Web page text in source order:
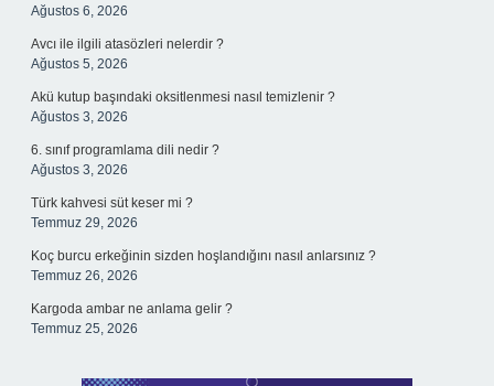
Ağustos 6, 2026
Avcı ile ilgili atasözleri nelerdir ?
Ağustos 5, 2026
Akü kutup başındaki oksitlenmesi nasıl temizlenir ?
Ağustos 3, 2026
6. sınıf programlama dili nedir ?
Ağustos 3, 2026
Türk kahvesi süt keser mi ?
Temmuz 29, 2026
Koç burcu erkeğinin sizden hoşlandığını nasıl anlarsınız ?
Temmuz 26, 2026
Kargoda ambar ne anlama gelir ?
Temmuz 25, 2026